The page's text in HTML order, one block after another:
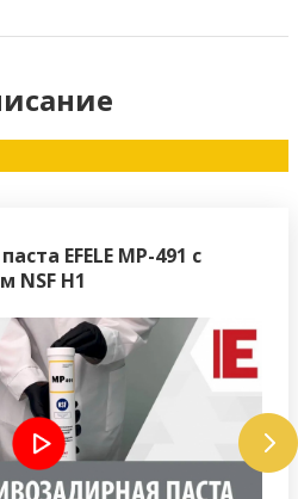
EFELE MP-491 с
NSF H1